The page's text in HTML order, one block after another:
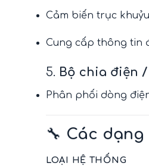
Cảm biến trục
Cung cấp thông tin
5. Bộ chia điện
Phân phối dòng
🔧 Các
LOẠI HỆ THỐNG